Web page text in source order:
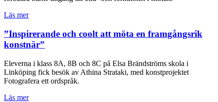
Läs mer
”Inspirerande och coolt att möta en framgångsrik
konstnär”
Eleverna i klass 8A, 8B och 8C på Elsa Brändströms skola i
Linköping fick besök av Athina Strataki, med konstprojektet
Fotografera ett ordspråk.
Läs mer